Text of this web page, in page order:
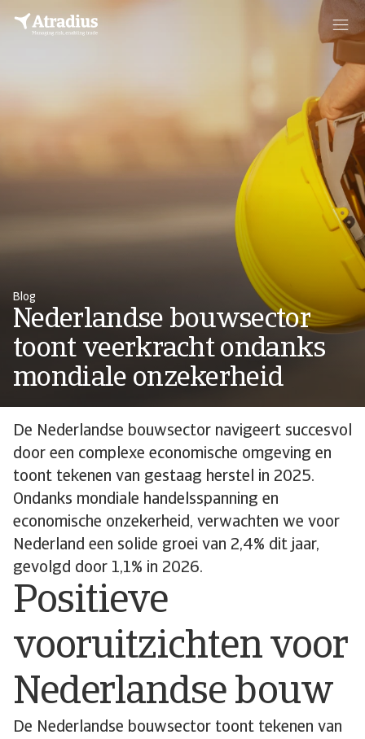
Blog
Nederlandse bouwsector
toont veerkracht ondanks
mondiale onzekerheid
De Nederlandse bouwsector navigeert succesvol
door een complexe economische omgeving en
toont tekenen van gestaag herstel in 2025.
Ondanks mondiale handelsspanning en
economische onzekerheid, verwachten we voor
Nederland een solide groei van 2,4% dit jaar,
gevolgd door 1,1% in 2026.
Positieve
vooruitzichten voor
Nederlandse bouw
De Nederlandse bouwsector toont tekenen van